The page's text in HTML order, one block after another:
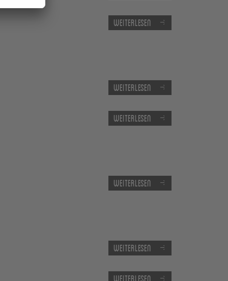
Weiterlesen
Weiterlesen
Weiterlesen
Weiterlesen
Weiterlesen
Weiterlesen